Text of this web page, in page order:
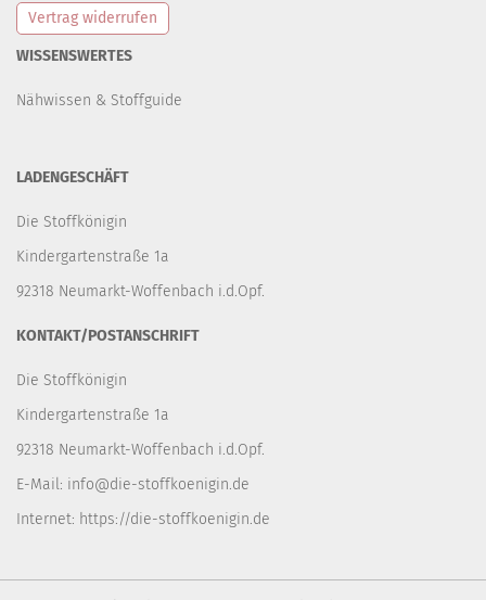
Vertrag widerrufen
WISSENSWERTES
Nähwissen & Stoffguide
LADENGESCHÄFT
Die Stoffkönigin
Kindergartenstraße 1a
92318 Neumarkt-Woffenbach i.d.Opf.
KONTAKT/POSTANSCHRIFT
Die Stoffkönigin
Kindergartenstraße 1a
92318 Neumarkt-Woffenbach i.d.Opf.
E-Mail: info@die-stoffkoenigin.de
Internet: https://die-stoffkoenigin.de